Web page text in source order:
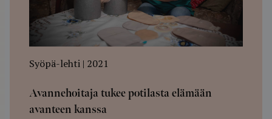
Syöpä-lehti | 2021
Avannehoitaja tukee potilasta elämään
avanteen kanssa